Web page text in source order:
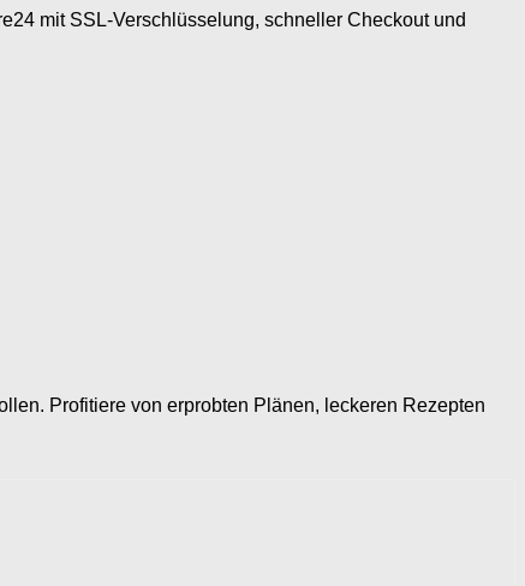
mit SSL-Verschlüsselung, schneller Checkout und
Profitiere von erprobten Plänen, leckeren Rezepten